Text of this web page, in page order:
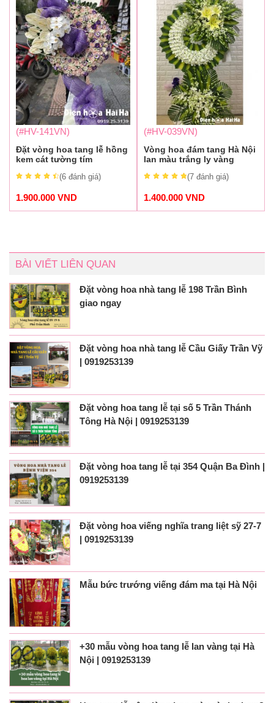
(#HV-141VN)
Đặt vòng hoa tang lễ hồng
kem cát tường tím
(6 đánh giá)
1.900.000 VND
(#HV-039VN)
Vòng hoa đám tang Hà Nội
lan màu trắng ly vàng
(7 đánh giá)
1.400.000 VND
BÀI VIẾT LIÊN QUAN
Đặt vòng hoa nhà tang lễ 198 Trần Bình
giao ngay
Đặt vòng hoa nhà tang lễ Cầu Giấy Trần Vỹ
| 0919253139
Đặt vòng hoa tang lễ tại số 5 Trần Thánh
Tông Hà Nội | 0919253139
Đặt vòng hoa tang lễ tại 354 Quận Ba Đình |
0919253139
Đặt vòng hoa viếng nghĩa trang liệt sỹ 27-7
| 0919253139
Mẫu bức trướng viếng đám ma tại Hà Nội
+30 mẫu vòng hoa tang lễ lan vàng tại Hà
Nội | 0919253139